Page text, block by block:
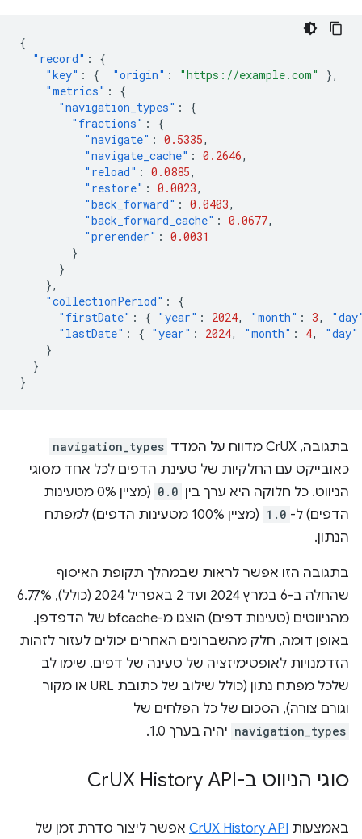
{
"record" :
{
"key" : { "origin" : "https://example.com"
},
"metrics" :
{
"navigation_types" :
{
"fractions" :
{
"navigate" : 0.5335,
"navigate_cache" : 0.2646,
"reload" : 0.0885,
"restore" : 0.0023,
"back_forward" : 0.0403,
"back_forward_cache" : 0.0677,
"prerender" : 0.0031
}
}
},
"collectionPeriod" :
{
"firstDate" : { "year" : 2024, "month" : 3,
"lastDate" : { "year" : 2024, "month" : 4, "day"
}
}
}
בתגובה, CrUX מדווח על המדד navigation_types
כאובייקט עם החלקיות של טעינת הדפים לכל אחד מסוגי
הניווט. כל חלוקה היא ערך בין 0.0
(מציין 0% מטעינות
הדפים) ל- 1.0
(מציין 100% מטעינות הדפים) למפתח
הנתון.
בתגובה הזו אפשר לראות שבמהלך תקופת האיסוף
שהחלה ב-6 במרץ 2024 ועד 2 באפריל 2024 (כולל), 6.77%
מהניווטים (טעינות דפים) הוצגו מ-bfcache של הדפדפן.
באופן דומה, חלק מהשברונים האחרים יכולים לעזור לזהות
הזדמנויות לאופטימיזציה של טעינה של דפים. שימו לב
שלכל מפתח נתון (כולל שילוב של כתובת URL או מקור
וגורם צורה), הסכום של כל הפלחים של
navigation_types יהיה בערך 1.0.
סוגי הניווט ב-CrUX History API
באמצעות CrUX History API אפשר ליצור סדרת זמן של